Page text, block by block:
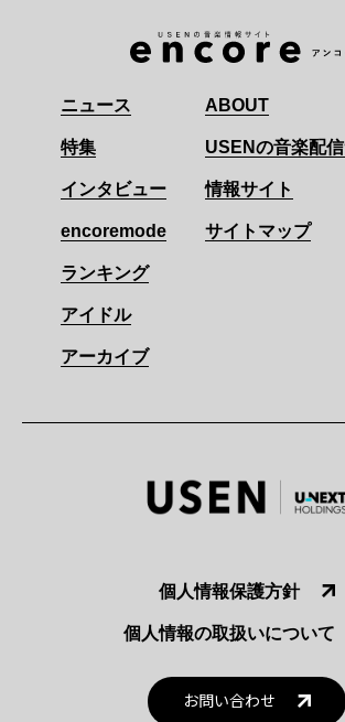
ニュース
特集
インタビュー
encoremode
ランキング
アイドル
アーカイブ
ABOUT
USENの音楽配
情報サイト
サイトマップ
個人情報保護方針
個人情報の取扱いについて
お問い合わせ